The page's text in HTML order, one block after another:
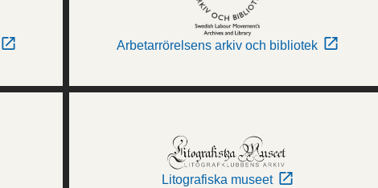
Arbetarrörelsens arkiv och bibliotek
Litografiska museet